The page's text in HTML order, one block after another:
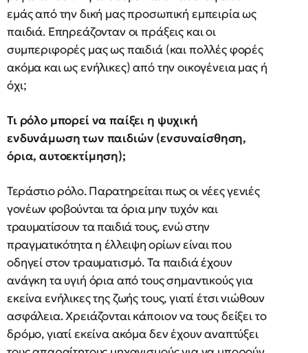
εμάς από την δική μας προσωπική εμπειρία ως
παιδιά. Επηρεάζονταν οι πράξεις και οι
συμπεριφορές μας ως παιδιά (και πολλές φορές
ακόμα και ως ενήλικες) από την οικογένεια μας ή
όχι;
Τι ρόλο μπορεί να παίξει η ψυχική
ενδυνάμωση των παιδιών (ενσυναίσθηση,
όρια, αυτοεκτίμηση);
Τεράστιο ρόλο. Παρατηρείται πως οι νέες γενιές
γονέων φοβούνται τα όρια μην τυχόν και
τραυματίσουν τα παιδιά τους, ενώ στην
πραγματικότητα η έλλειψη ορίων είναι που
οδηγεί στον τραυματισμό. Τα παιδιά έχουν
ανάγκη τα υγιή όρια από τους σημαντικούς για
εκείνα ενήλικες της ζωής τους, γιατί έτσι νιώθουν
ασφάλεια. Χρειάζονται κάποιον να τους δείξει το
δρόμο, γιατί εκείνα ακόμα δεν έχουν αναπτύξει